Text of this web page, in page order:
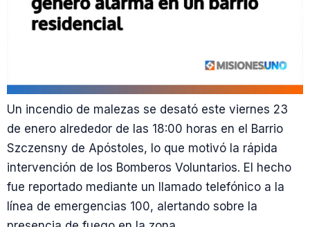
Un incendio de malezas se desató este viernes 23
de enero alrededor de las 18:00 horas en el Barrio
Szczensny de Apóstoles, lo que motivó la rápida
intervención de los Bomberos Voluntarios. El hecho
fue reportado mediante un llamado telefónico a la
línea de emergencias 100, alertando sobre la